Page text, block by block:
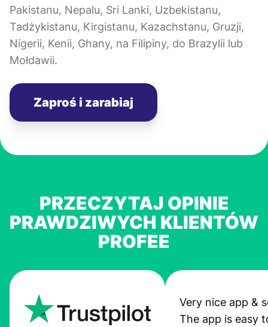
Pakistanu, Nepalu, Sri Lanki, Uzbekistanu,
Tadżykistanu, Kirgistanu, Kazachstanu, Gruzji,
Nigerii, Kenii, Ghany, na Filipiny, do Brazylii lub
Mołdawii.
Zaproś i zarabiaj
PRZECZYTAJ OPINIE
PRAWDZIWYCH KLIENTÓW
PROFEE
Very nice app &
The app is easy